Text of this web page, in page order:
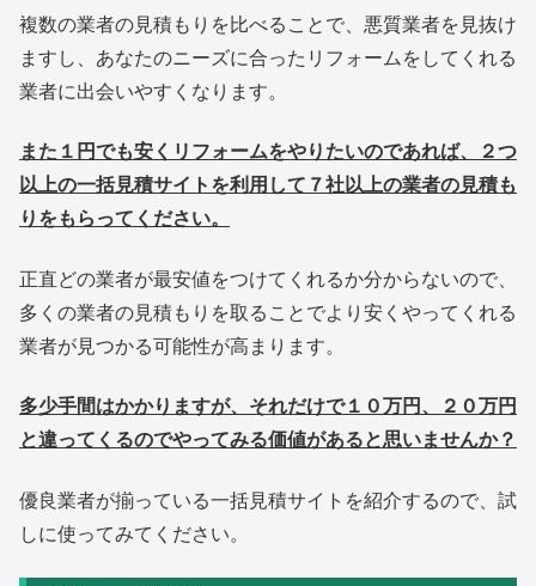
複数の業者の見積もりを比べることで、悪質業者を見抜け
ますし、あなたのニーズに合ったリフォームをしてくれる
業者に出会いやすくなります。
また１円でも安くリフォームをやりたいのであれば、２つ
以上の一括見積サイトを利用して７社以上の業者の見積も
りをもらってください。
正直どの業者が最安値をつけてくれるか分からないので、
多くの業者の見積もりを取ることでより安くやってくれる
業者が見つかる可能性が高まります。
多少手間はかかりますが、それだけで１０万円、２０万円
と違ってくるのでやってみる価値があると思いませんか？
優良業者が揃っている一括見積サイトを紹介するので、試
しに使ってみてください。